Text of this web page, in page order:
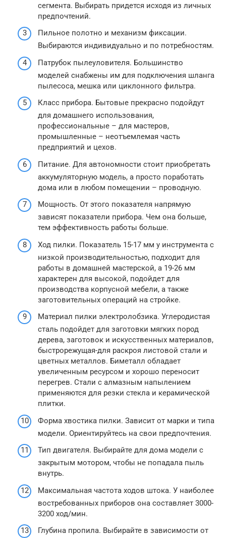
сегмента. Выбирать придется исходя из личных
предпочтений.
Пильное полотно и механизм фиксации.
Выбираются индивидуально и по потребностям.
Патрубок пылеуловителя. Большинство
моделей снабжены им для подключения шланга
пылесоса, мешка или циклонного фильтра.
Класс прибора. Бытовые прекрасно подойдут
для домашнего использования,
профессиональные – для мастеров,
промышленные – неотъемлемая часть
предприятий и цехов.
Питание. Для автономности стоит приобретать
аккумуляторную модель, а просто поработать
дома или в любом помещении – проводную.
Мощность. От этого показателя напрямую
зависят показатели прибора. Чем она больше,
тем эффективность работы больше.
Ход пилки. Показатель 15-17 мм у инструмента с
низкой производительностью, подходит для
работы в домашней мастерской, а 19-26 мм
характерен для высокой, подойдет для
производства корпусной мебели, а также
заготовительных операций на стройке.
Материал пилки электролобзика. Углеродистая
сталь подойдет для заготовки мягких пород
дерева, заготовок и искусственных материалов,
быстрорежущая-для раскроя листовой стали и
цветных металлов. Биметалл обладает
увеличенным ресурсом и хорошо переносит
перегрев. Стали с алмазным напылением
применяются для резки стекла и керамической
плитки.
Форма хвостика пилки. Зависит от марки и типа
модели. Ориентируйтесь на свои предпочтения.
Тип двигателя. Выбирайте для дома модели с
закрытым мотором, чтобы не попадала пыль
внутрь.
Максимальная частота ходов штока. У наиболее
востребованных приборов она составляет 3000-
3200 ход/мин.
Глубина пропила. Выбирайте в зависимости от